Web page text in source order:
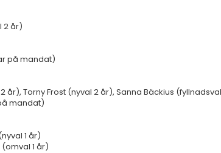
2 år)
på mandat)
år), Torny Frost (nyval 2 år), Sanna Bäckius
mandat)
1 år)
1 år)